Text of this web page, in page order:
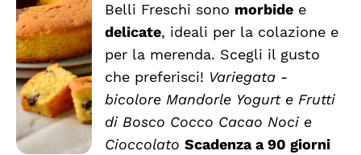
SCEGLI
QUESTO
PRODOTTO
HA
PIÙ
VARIANTI.
LE
OPZIONI
POSSONO
/
DETTAGLI
Belli Freschi sono morbide e
delicate, ideali per la colazione e
per la merenda. Scegli il gusto
che preferisci! Variegata -
bicolore Mandorle Yogurt e Frutti
di Bosco Cocco Cacao Noci e
Cioccolato Scadenza a 90 giorni